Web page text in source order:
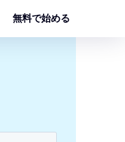
無料で始める